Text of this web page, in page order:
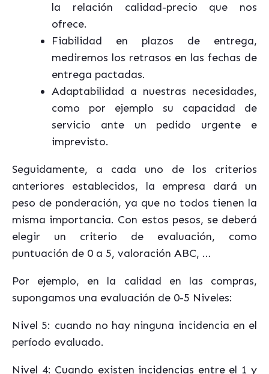
la relación calidad-precio que nos
ofrece.
Fiabilidad en plazos de entrega,
mediremos los retrasos en las fechas de
entrega pactadas.
Adaptabilidad a nuestras necesidades,
como por ejemplo su capacidad de
servicio ante un pedido urgente e
imprevisto.
Seguidamente, a cada uno de los criterios
anteriores establecidos, la empresa dará un
peso de ponderación, ya que no todos tienen la
misma importancia. Con estos pesos, se deberá
elegir un criterio de evaluación, como
puntuación de 0 a 5, valoración ABC, …
Por ejemplo, en la calidad en las compras,
supongamos una evaluación de 0-5 Niveles:
Nivel 5: cuando no hay ninguna incidencia en el
período evaluado.
Nivel 4: Cuando existen incidencias entre el 1 y